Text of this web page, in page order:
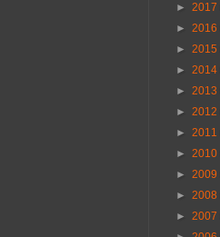
► 2017
► 2016
► 2015
► 2014
► 2013
► 2012
► 2011
► 2010
► 2009
► 2008
► 2007